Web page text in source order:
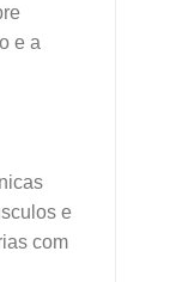
e a
e
com